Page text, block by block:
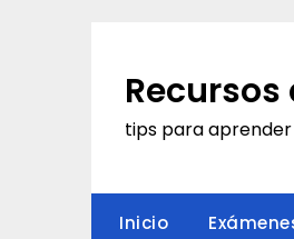
tips para aprender
Inicio